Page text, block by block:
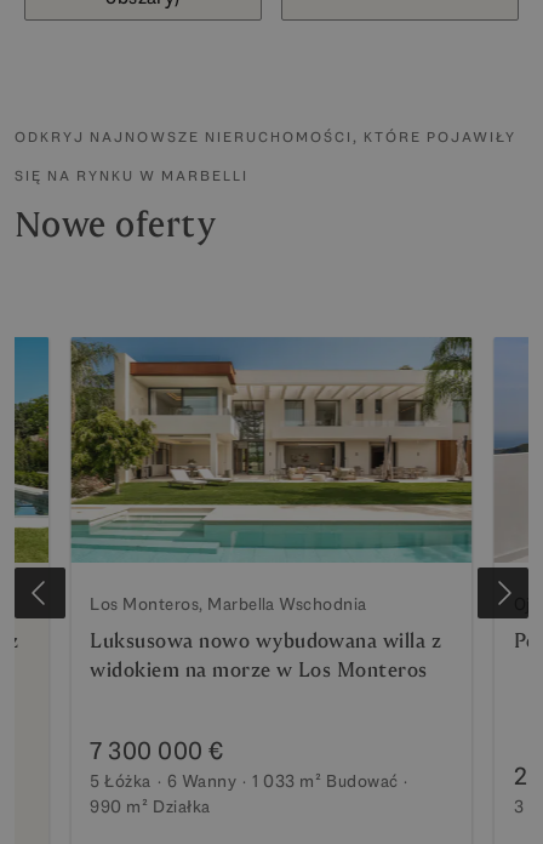
ODKRYJ NAJNOWSZE NIERUCHOMOŚCI, KTÓRE POJAWIŁY
SIĘ NA RYNKU W MARBELLI
Nowe oferty
Los Monteros, Marbella Wschodnia
Luksusowa nowo wybudowana willa z
widokiem na morze w Los Monteros
7 300 000 €
5 Łóżka 6 Wanny 1 033 m² Budować
990 m² Działka
2
3
z